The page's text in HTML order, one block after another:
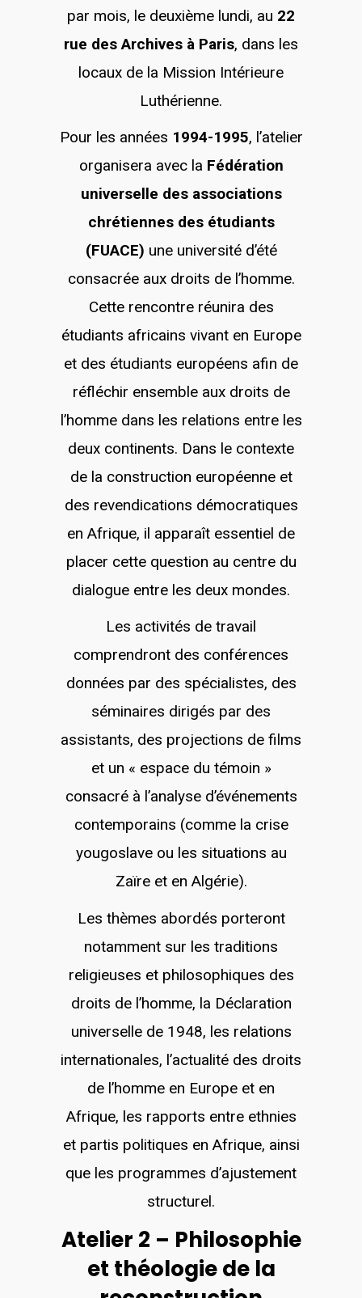
par mois, le deuxième lundi, au 22
rue des Archives à Paris, dans les
locaux de la Mission Intérieure
Luthérienne.
Pour les années 1994-1995, l’atelier
organisera avec la Fédération
universelle des associations
chrétiennes des étudiants
(FUACE) une université d’été
consacrée aux droits de l’homme.
Cette rencontre réunira des
étudiants africains vivant en Europe
et des étudiants européens afin de
réfléchir ensemble aux droits de
l’homme dans les relations entre les
deux continents. Dans le contexte
de la construction européenne et
des revendications démocratiques
en Afrique, il apparaît essentiel de
placer cette question au centre du
dialogue entre les deux mondes.
Les activités de travail
comprendront des conférences
données par des spécialistes, des
séminaires dirigés par des
assistants, des projections de films
et un « espace du témoin »
consacré à l’analyse d’événements
contemporains (comme la crise
yougoslave ou les situations au
Zaïre et en Algérie).
Les thèmes abordés porteront
notamment sur les traditions
religieuses et philosophiques des
droits de l’homme, la Déclaration
universelle de 1948, les relations
internationales, l’actualité des droits
de l’homme en Europe et en
Afrique, les rapports entre ethnies
et partis politiques en Afrique, ainsi
que les programmes d’ajustement
structurel.
Atelier 2 – Philosophie
et théologie de la